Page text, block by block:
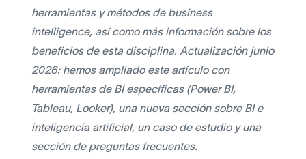
herramientas y métodos de business
intelligence, así como más información sobre los
beneficios de esta disciplina. Actualización junio
2026: hemos ampliado este artículo con
herramientas de BI específicas (Power BI,
Tableau, Looker), una nueva sección sobre BI e
inteligencia artificial, un caso de estudio y una
sección de preguntas frecuentes.